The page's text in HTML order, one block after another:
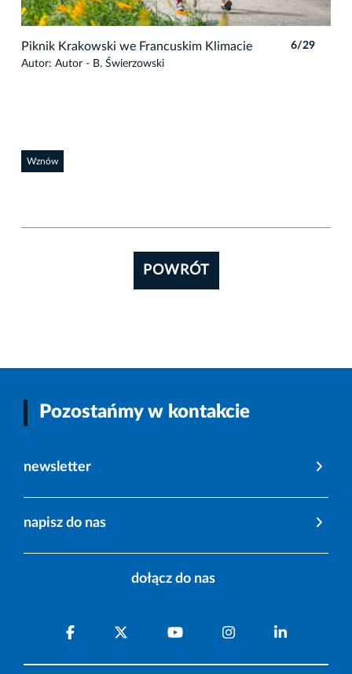
Piknik Krakowski we Francuskim Klimacie
Autor: Autor - B. Świerzowski
6/29
Wznów
POWRÓT
Pozostańmy w kontakcie
newsletter
napisz do nas
dołącz do nas